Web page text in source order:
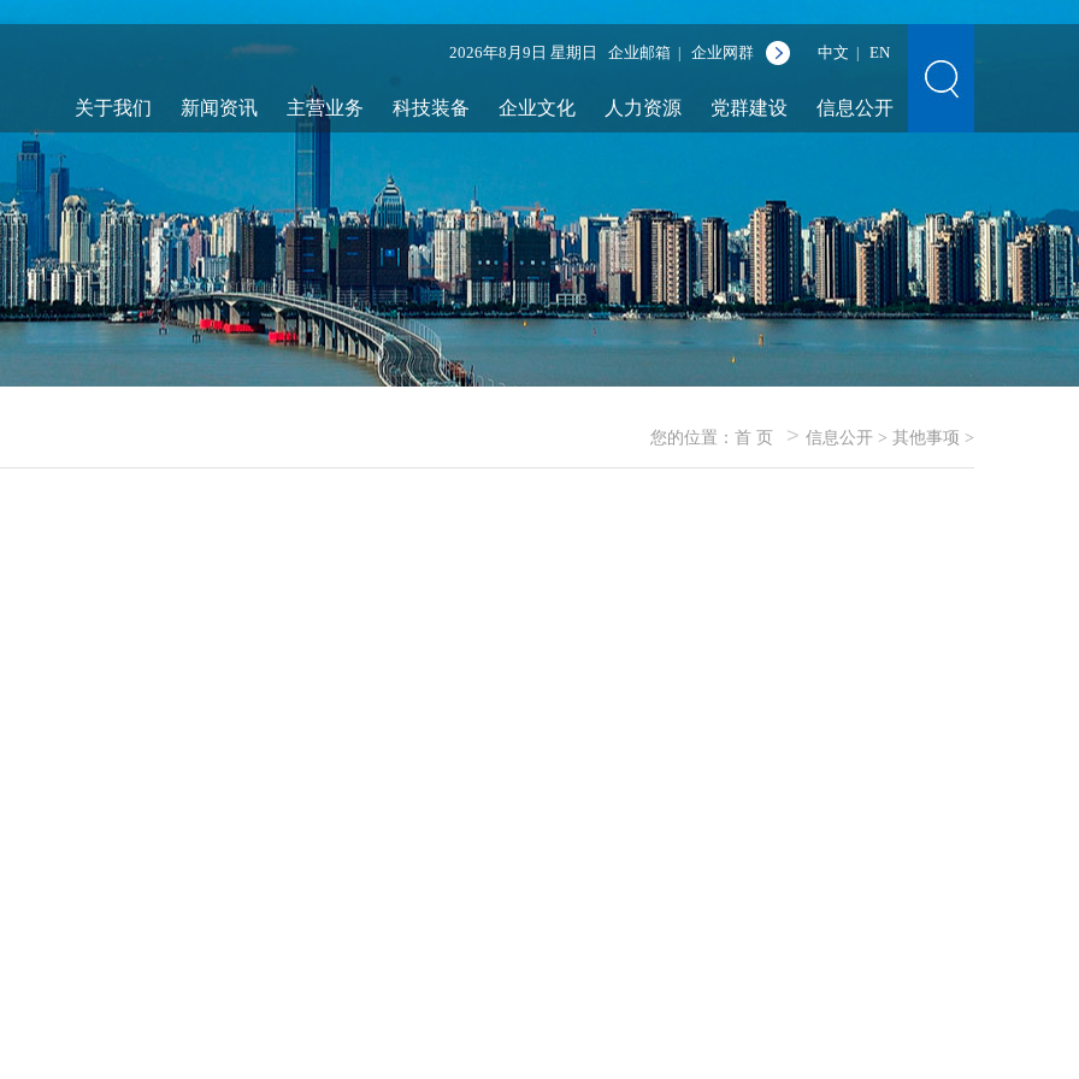
2026年8月9日 星期日 企业邮箱 企业网群 中文 EN
关于我们 新闻资讯 主营业务 科技装备 企业文化 人力资源 党群建设 信息公开
您的位置： 首 页 > 信息公开 > 其他事项 >